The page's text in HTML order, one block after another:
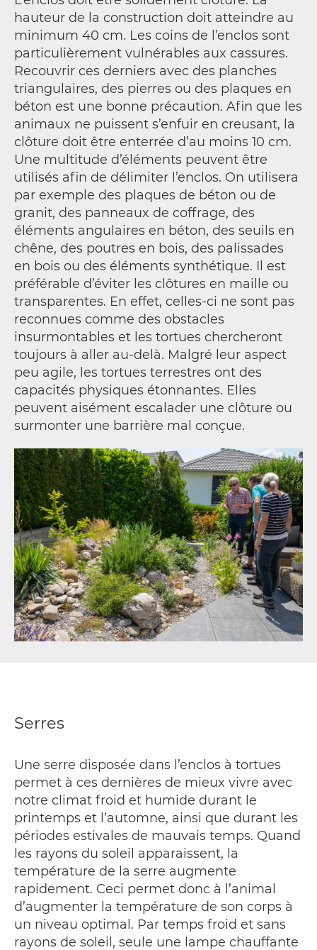
hauteur de la construction doit atteindre au
minimum 40 cm. Les coins de l’enclos sont
particulièrement vulnérables aux cassures.
Recouvrir ces derniers avec des planches
triangulaires, des pierres ou des plaques en
béton est une bonne précaution. Afin que les
animaux ne puissent s’enfuir en creusant, la
clôture doit être enterrée d’au moins 10 cm.
Une multitude d’éléments peuvent être
utilisés afin de délimiter l’enclos. On utilisera
par exemple des plaques de béton ou de
granit, des panneaux de coffrage, des
éléments angulaires en béton, des seuils en
chêne, des poutres en bois, des palissades
en bois ou des éléments synthétique. Il est
préférable d’éviter les clôtures en maille ou
transparentes. En effet, celles-ci ne sont pas
reconnues comme des obstacles
insurmontables et les tortues chercheront
toujours à aller au-delà. Malgré leur aspect
peu agile, les tortues terrestres ont des
capacités physiques étonnantes. Elles
peuvent aisément escalader une clôture ou
surmonter une barrière mal conçue.
Serres
Une serre disposée dans l’enclos à tortues
permet à ces dernières de mieux vivre avec
notre climat froid et humide durant le
printemps et l’automne, ainsi que durant les
périodes estivales de mauvais temps. Quand
les rayons du soleil apparaissent, la
température de la serre augmente
rapidement. Ceci permet donc à l’animal
d’augmenter la température de son corps à
un niveau optimal. Par temps froid et sans
rayons de soleil, seule une lampe chauffante